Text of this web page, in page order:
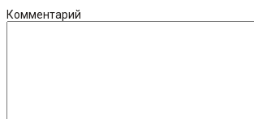
Комментарий